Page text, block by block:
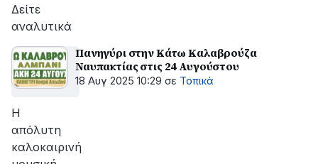
Δείτε
αναλυτικά
Πανηγύρι στην Κάτω Καλαβρούζα
Ναυπακτίας στις 24 Αυγούστου
18 Αυγ 2025 10:29 σε Τοπικά
Η
απόλυτη
καλοκαιρινή